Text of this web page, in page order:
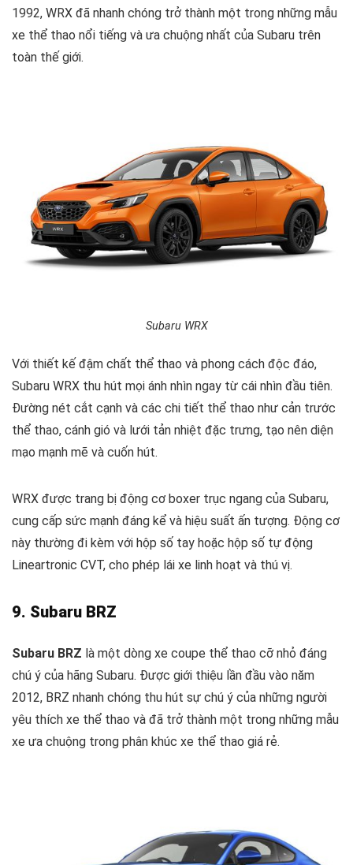
1992, WRX đã nhanh chóng trở thành một trong những mẫu
xe thể thao nổi tiếng và ưa chuộng nhất của Subaru trên
toàn thế giới.
Subaru WRX
Với thiết kế đậm chất thể thao và phong cách độc đáo,
Subaru WRX thu hút mọi ánh nhìn ngay từ cái nhìn đầu tiên.
Đường nét cắt cạnh và các chi tiết thể thao như cản trước
thể thao, cánh gió và lưới tản nhiệt đặc trưng, tạo nên diện
mạo mạnh mẽ và cuốn hút.
WRX được trang bị động cơ boxer trục ngang của Subaru,
cung cấp sức mạnh đáng kể và hiệu suất ấn tượng. Động cơ
này thường đi kèm với hộp số tay hoặc hộp số tự động
Lineartronic CVT, cho phép lái xe linh hoạt và thú vị.
9. Subaru BRZ
Subaru BRZ là một dòng xe coupe thể thao cỡ nhỏ đáng
chú ý của hãng Subaru. Được giới thiệu lần đầu vào năm
2012, BRZ nhanh chóng thu hút sự chú ý của những người
yêu thích xe thể thao và đã trở thành một trong những mẫu
xe ưa chuộng trong phân khúc xe thể thao giá rẻ.